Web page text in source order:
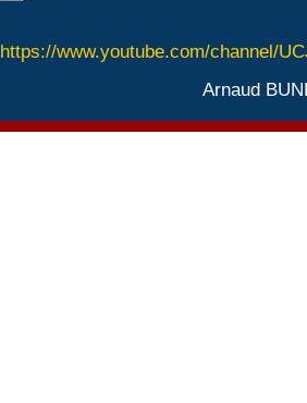
https://www.youtube.com/channel/
Arnaud